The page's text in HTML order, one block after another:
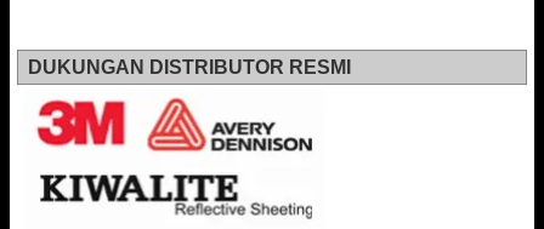
DUKUNGAN DISTRIBUTOR RESMI